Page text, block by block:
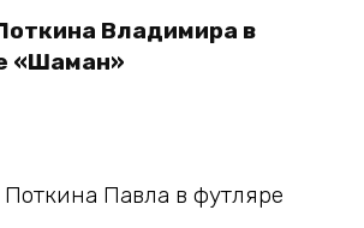
Владимира в
«Шаман»